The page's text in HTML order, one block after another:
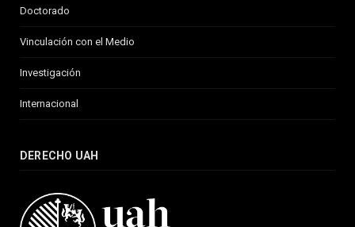
Doctorado
Vinculación con el Medio
Investigación
Internacional
DERECHO UAH